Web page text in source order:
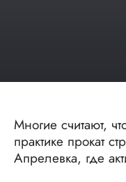
Многие считают,
практике прокат
Апрелевка, где